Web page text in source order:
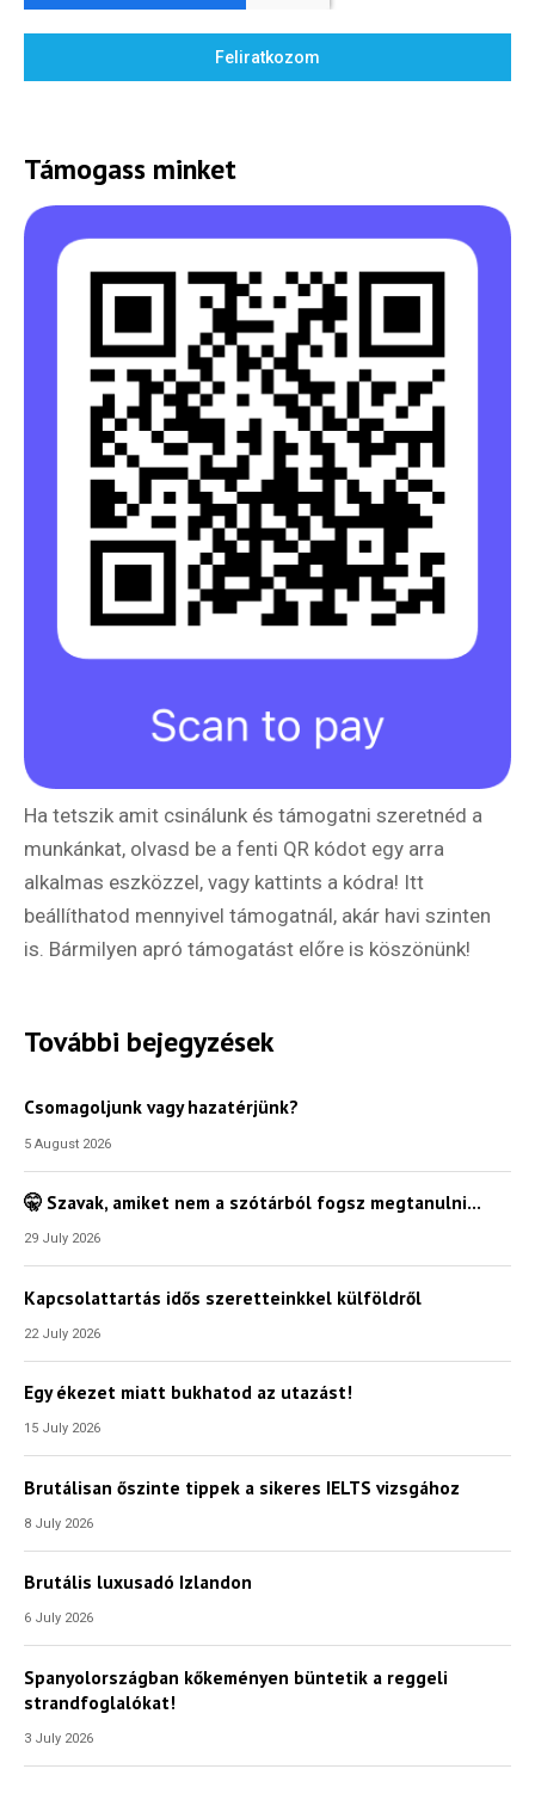
Feliratkozom
Támogass minket
Ha tetszik amit csinálunk és támogatni szeretnéd a
munkánkat, olvasd be a fenti QR kódot egy arra
alkalmas eszközzel, vagy kattints a kódra! Itt
beállíthatod mennyivel támogatnál, akár havi szinten
is. Bármilyen apró támogatást előre is köszönünk!
További bejegyzések
Csomagoljunk vagy hazatérjünk?
5 August 2026
🤫 Szavak, amiket nem a szótárból fogsz megtanulni…
29 July 2026
Kapcsolattartás idős szeretteinkkel külföldről
22 July 2026
Egy ékezet miatt bukhatod az utazást!
15 July 2026
Brutálisan őszinte tippek a sikeres IELTS vizsgához
8 July 2026
Brutális luxusadó Izlandon
6 July 2026
Spanyolországban kőkeményen büntetik a reggeli
strandfoglalókat!
3 July 2026